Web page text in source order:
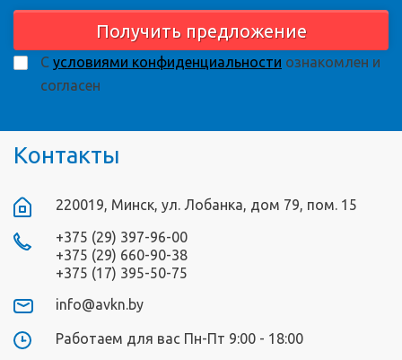
Получить предложение
С условиями конфиденциальности ознакомлен и
согласен
Контакты
220019, Минск, ул. Лобанка, дом 79, пом. 15
+375 (29) 397-96-00
+375 (29) 660-90-38
+375 (17) 395-50-75
info@avkn.by
Работаем для вас Пн-Пт 9:00 - 18:00